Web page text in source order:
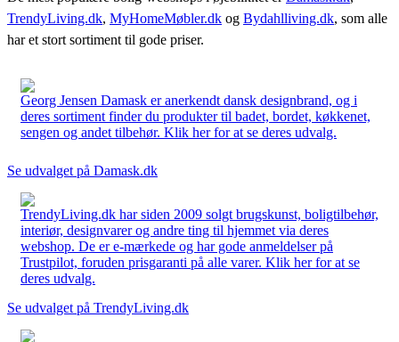
TrendyLiving.dk, MyHomeMøbler.dk og Bydahlliving.dk, som alle
har et stort sortiment til gode priser.
Georg Jensen Damask er anerkendt dansk designbrand, og i
deres sortiment finder du produkter til badet, bordet, køkkenet,
sengen og andet tilbehør. Klik her for at se deres udvalg.
Se udvalget på Damask.dk
TrendyLiving.dk har siden 2009 solgt brugskunst, boligtilbehør,
interiør, designvarer og andre ting til hjemmet via deres
webshop. De er e-mærkede og har gode anmeldelser på
Trustpilot, foruden prisgaranti på alle varer. Klik her for at se
deres udvalg.
Se udvalget på TrendyLiving.dk